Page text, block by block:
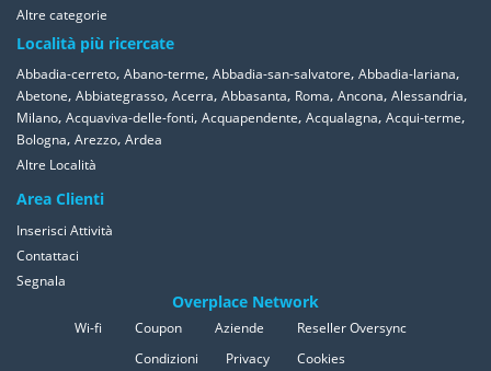
Altre categorie
Località più ricercate
Abbadia-cerreto, Abano-terme, Abbadia-san-salvatore, Abbadia-lariana,
Abetone, Abbiategrasso, Acerra, Abbasanta, Roma, Ancona, Alessandria,
Milano, Acquaviva-delle-fonti, Acquapendente, Acqualagna, Acqui-terme,
Bologna, Arezzo, Ardea
Altre Località
Area Clienti
Inserisci Attività
Contattaci
Segnala
Overplace Network
Wi-fi Coupon Aziende
Reseller Oversync
Condizioni
Privacy Cookies